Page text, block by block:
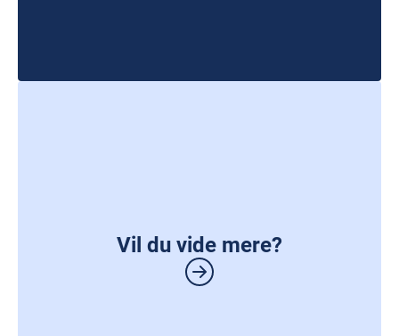
Vil du vide mere?